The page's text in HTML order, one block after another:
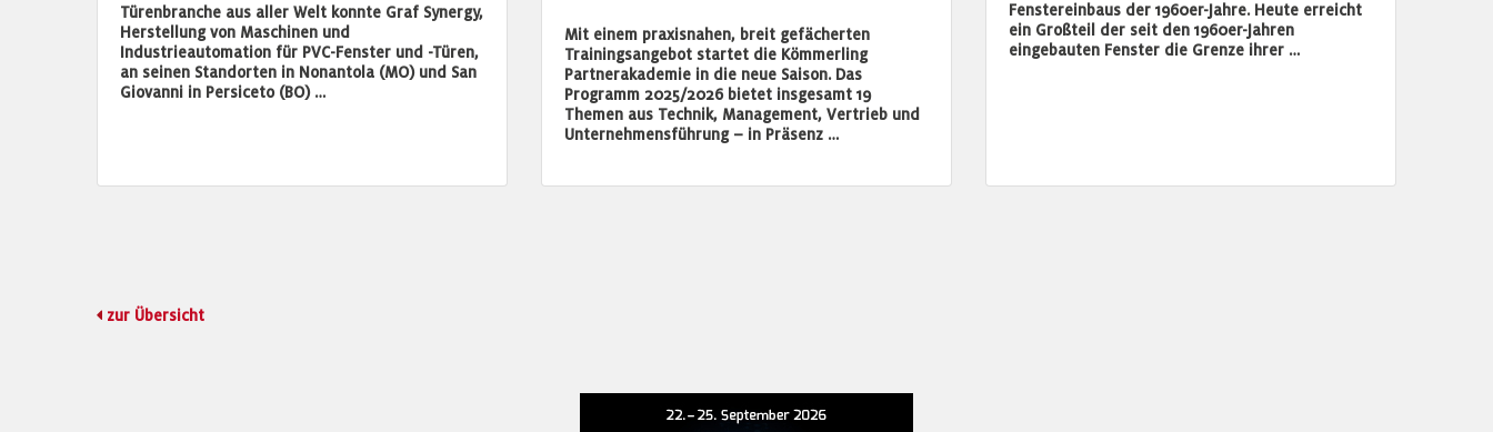
Türenbranche aus aller Welt konnte Graf Synergy,
Herstellung von Maschinen und
Industrieautomation für PVC-Fenster und -Türen,
an seinen Standorten in Nonantola (MO) und San
Giovanni in Persiceto (BO) …
Mit einem praxisnahen, breit gefächerten
Trainingsangebot startet die Kömmerling
Partnerakademie in die neue Saison. Das
Programm 2025/2026 bietet insgesamt 19
Themen aus Technik, Management, Vertrieb und
Unternehmensführung – in Präsenz …
Fenstereinbaus der 1960er-Jahre. Heute erreicht
ein Großteil der seit den 1960er-Jahren
eingebauten Fenster die Grenze ihrer …
zur Übersicht